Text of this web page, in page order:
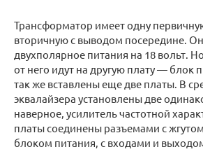
Трансформатор имеет одну
вторичную с выводом посередине.
двухполярное питания на 18 вольт.
от него идут на другую плату — блок
так же вставлены еще две платы. В
эквалайзера установлены две
наверное, усилитель частотной
платы соединены разъемами с
блоком питания, с входами и